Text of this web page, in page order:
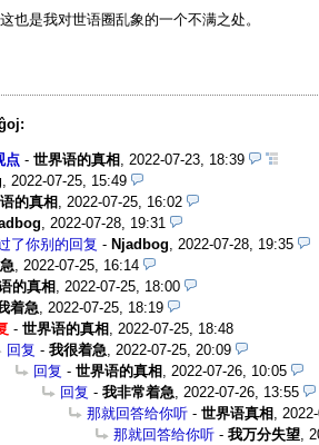
是我对世语圈乱象的一个不满之处。
点 - 世界语的真相 , 2022-07-23, 18:39
, 2022-07-25, 15:49
的真相 , 2022-07-25, 16:02
, 2022-07-28, 19:31
了你别的回复 - Njadbog, 2022-07-28, 19:35
, 2022-07-25, 16:14
的真相 , 2022-07-25, 18:00
着急, 2022-07-25, 18:19
- 世界语的真相 , 2022-07-25, 18:48
回复 - 我很着急, 2022-07-25, 20:09
回复 - 世界语的真相 , 2022-07-26, 10:05
回复 - 我非常着急, 2022-07-26, 13:55
那就回答给你听 - 世界语真相 ,
那就回答给你听 - 我万分失望,